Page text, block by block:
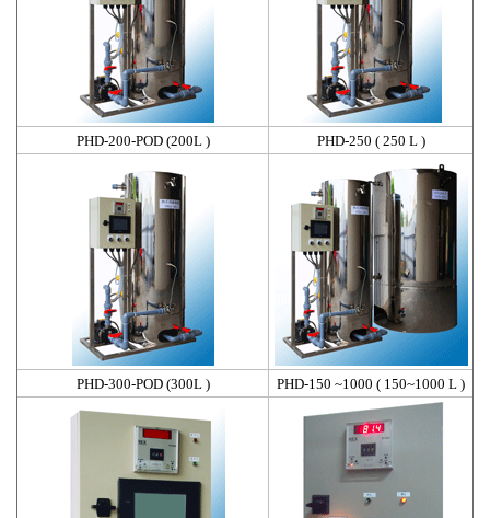
PHD-200-POD (200L ) PHD-250 ( 250 L )
PHD-300-POD (300L ) PHD-150 ~1000 ( 150~1000 L )